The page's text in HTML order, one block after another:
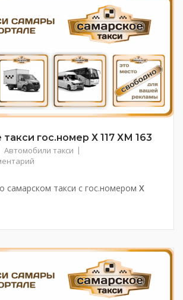
гос.номер Х 117 ХМ 163
Автомобили такси
самарском такси с гос.номером Х